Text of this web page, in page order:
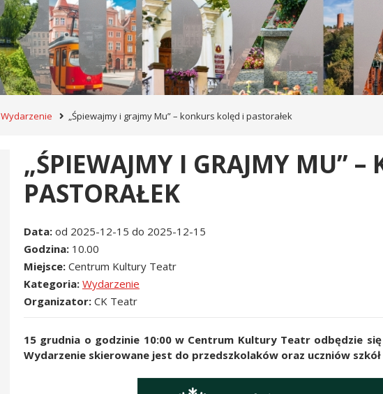
Wydarzenie „Śpiewajmy i grajmy Mu” – konkurs kolęd i pastorałek
„ŚPIEWAJMY I GRAJMY MU” –
PASTORAŁEK
Data od 2025-12-15 do 2025-12-15
Godzina 10.00
Miejsce Centrum Kultury Teatr
Kategoria Wydarzenie
Organizator CK Teatr
15 grudnia o godzinie 10:00 w Centrum Kultury Teatr odbędzie
Wydarzenie skierowane jest do przedszkolaków oraz uczniów